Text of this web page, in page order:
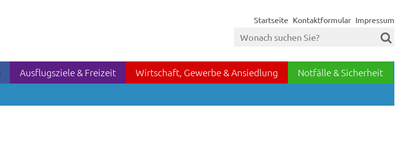
Startseite Kontaktformular Impressum
Ausflugsziele & Freizeit Wirtschaft, Gewerbe & Ansiedlung
Notfälle & Sicherheit